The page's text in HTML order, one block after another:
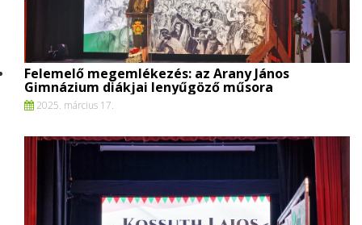
Felemelő megemlékezés: az Arany János
Gimnázium diákjai lenyűgöző műsora
2025. március 17.